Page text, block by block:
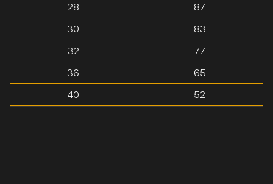
28
87
30
83
32
77
36
65
40
52